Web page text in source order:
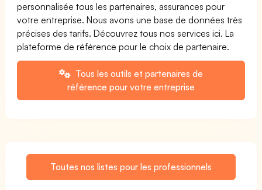
personnalisée tous les partenaires, assurances pour
votre entreprise. Nous avons une base de données très
précises des tarifs. Découvrez tous nos services ici. La
plateforme de référence pour le choix de partenaire.
Tous les outils et partenaires de
référence pour votre entreprise
Toutes nos listes pour les professionnels